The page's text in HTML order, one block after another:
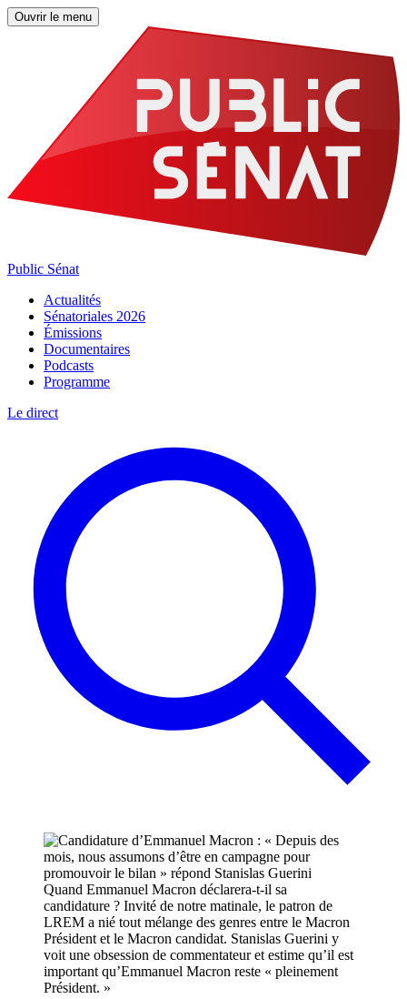
Ouvrir le menu
Public Sénat
Actualités
Sénatoriales 2026
Émissions
Documentaires
Podcasts
Programme
Le direct
Quand Emmanuel Macron déclarera-t-il sa
candidature ? Invité de notre matinale, le patron de
LREM a nié tout mélange des genres entre le Macron
Président et le Macron candidat. Stanislas Guerini y
voit une obsession de commentateur et estime qu’il est
important qu’Emmanuel Macron reste « pleinement
Président. »